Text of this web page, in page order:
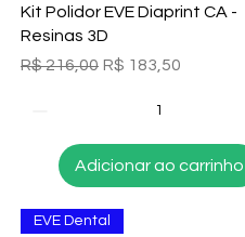
Visualização rápida
Kit Polidor EVE Diaprint CA -
Resinas 3D
Preço normal
R$ 216,00 Preço promocional
R$ 183,50
Adicionar ao carrinho
EVE Dental